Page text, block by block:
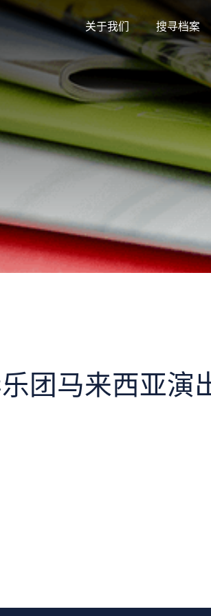
关于我们 搜寻档案
团马来西亚演